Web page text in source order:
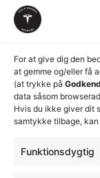
For at give dig den
at gemme og/eller få
(at trykke på
data såsom
Hvis du ikke giver dit
samtykke tilbage,
Funktionsdygtig
på andre
.Hvis du
vejhjælp
Denmark - 2026